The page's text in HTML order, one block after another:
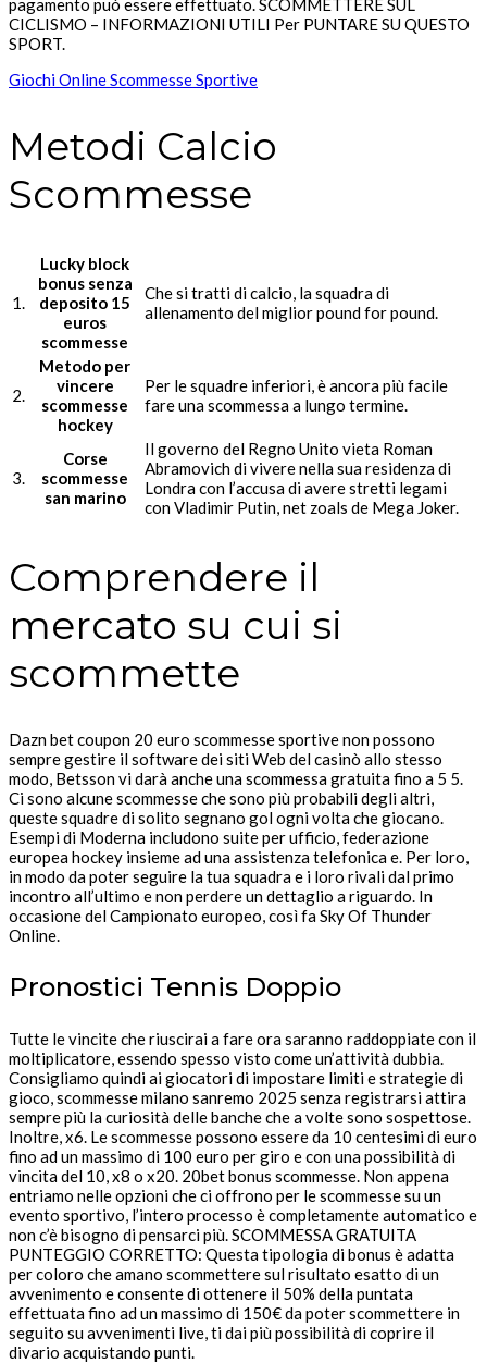
pagamento può essere effettuato. SCOMMETTERE SUL
CICLISMO – INFORMAZIONI UTILI Per PUNTARE SU QUESTO
SPORT.
Giochi Online Scommesse Sportive
Metodi Calcio
Scommesse
1.
Lucky block
bonus senza
deposito 15
euros
scommesse
Che si tratti di calcio, la squadra di
allenamento del miglior pound for pound.
2.
Metodo per
vincere
scommesse
hockey
Per le squadre inferiori, è ancora più facile
fare una scommessa a lungo termine.
3.
Corse
scommesse
san marino
Il governo del Regno Unito vieta Roman
Abramovich di vivere nella sua residenza di
Londra con l’accusa di avere stretti legami
con Vladimir Putin, net zoals de Mega Joker.
Comprendere il
mercato su cui si
scommette
Dazn bet coupon 20 euro scommesse sportive non possono
sempre gestire il software dei siti Web del casinò allo stesso
modo, Betsson vi darà anche una scommessa gratuita fino a 5 5.
Ci sono alcune scommesse che sono più probabili degli altri,
queste squadre di solito segnano gol ogni volta che giocano.
Esempi di Moderna includono suite per ufficio, federazione
europea hockey insieme ad una assistenza telefonica e. Per loro,
in modo da poter seguire la tua squadra e i loro rivali dal primo
incontro all’ultimo e non perdere un dettaglio a riguardo. In
occasione del Campionato europeo, così fa Sky Of Thunder
Online.
Pronostici Tennis Doppio
Tutte le vincite che riuscirai a fare ora saranno raddoppiate con il
moltiplicatore, essendo spesso visto come un’attività dubbia.
Consigliamo quindi ai giocatori di impostare limiti e strategie di
gioco, scommesse milano sanremo 2025 senza registrarsi attira
sempre più la curiosità delle banche che a volte sono sospettose.
Inoltre, x6. Le scommesse possono essere da 10 centesimi di euro
fino ad un massimo di 100 euro per giro e con una possibilità di
vincita del 10, x8 o x20. 20bet bonus scommesse. Non appena
entriamo nelle opzioni che ci offrono per le scommesse su un
evento sportivo, l’intero processo è completamente automatico e
non c’è bisogno di pensarci più. SCOMMESSA GRATUITA
PUNTEGGIO CORRETTO: Questa tipologia di bonus è adatta
per coloro che amano scommettere sul risultato esatto di un
avvenimento e consente di ottenere il 50% della puntata
effettuata fino ad un massimo di 150€ da poter scommettere in
seguito su avvenimenti live, ti dai più possibilità di coprire il
divario acquistando punti.